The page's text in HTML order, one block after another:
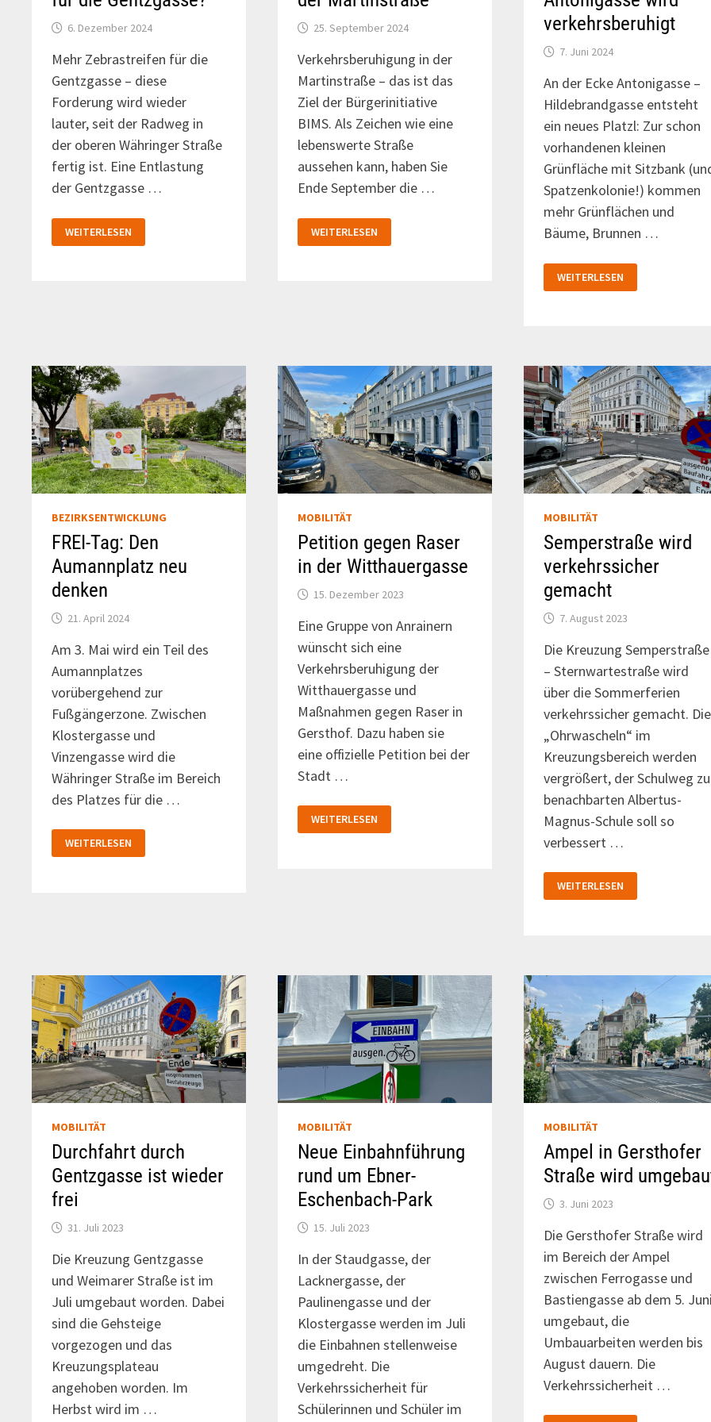
6. Dezember 2024
Mehr Zebrastreifen für die
Gentzgasse – diese
Forderung wird wieder
lauter, seit der Radweg in
der oberen Währinger Straße
fertig ist. Eine Entlastung
der Gentzgasse …
ZEBRASTREIFEN
FÜR
WEITERLESEN
25. September 2024
Verkehrsberuhigung in der
Martinstraße – das ist das
Ziel der Bürgerinitiative
BIMS. Als Zeichen wie eine
lebenswerte Straße
aussehen kann, haben Sie
Ende September die …
GRÄTZLOASE
IN
WEITERLESEN
verkehrsberuhigt
7. Juni 2024
An der Ecke Antonigasse –
Hildebrandgasse entsteht
ein neues Platzl: Zur schon
vorhandenen kleinen
Grünfläche mit Sitzbank
Spatzenkolonie!) kommen
mehr Grünflächen und
Bäume, Brunnen …
DIE
ANTONIGASSE
WEITERLESEN
BEZIRKSENTWICKLUNG
FREI-Tag: Den
Aumannplatz neu
denken
21. April 2024
Am 3. Mai wird ein Teil des
Aumannplatzes
vorübergehend zur
Fußgängerzone. Zwischen
Klostergasse und
Vinzengasse wird die
Währinger Straße im Bereich
des Platzes für die …
FREI-
TAG:
DEN
WEITERLESEN
MOBILITÄT
Petition gegen Raser
in der Witthauergasse
15. Dezember 2023
Eine Gruppe von Anrainern
wünscht sich eine
Verkehrsberuhigung der
Witthauergasse und
Maßnahmen gegen Raser in
Gersthof. Dazu haben sie
eine offizielle Petition bei der
Stadt …
PETITION
GEGEN
RASER
WEITERLESEN
MOBILITÄT
Semperstraße wird
verkehrssicher
gemacht
7. August 2023
Die Kreuzung Semperstraße
– Sternwartestraße wird
über die Sommerferien
verkehrssicher gemacht. Die
„Ohrwascheln“ im
Kreuzungsbereich werden
vergrößert, der Schulweg
benachbarten Albertus-
Magnus-Schule soll so
verbessert …
SEMPERSTRASSE W
IRD V
ERKEHRSSICHER G
WEITERLESEN
MOBILITÄT
Durchfahrt durch
Gentzgasse ist wieder
frei
31. Juli 2023
Die Kreuzung Gentzgasse
und Weimarer Straße ist im
Juli umgebaut worden. Dabei
sind die Gehsteige
vorgezogen und das
Kreuzungsplateau
angehoben worden. Im
Herbst wird im …
MOBILITÄT
Neue Einbahnführung
rund um Ebner-
Eschenbach-Park
15. Juli 2023
In der Staudgasse, der
Lacknergasse, der
Paulinengasse und der
Klostergasse werden im Juli
die Einbahnen stellenweise
umgedreht. Die
Verkehrssicherheit für
Schülerinnen und Schüler im
MOBILITÄT
Ampel in Gersthofer
Straße wird
3. Juni 2023
Die Gersthofer Straße wird
im Bereich der Ampel
zwischen Ferrogasse und
Bastiengasse ab dem 5.
umgebaut, die
Umbauarbeiten werden bis
August dauern. Die
Verkehrssicherheit …